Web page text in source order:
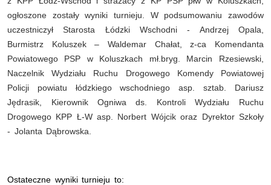
ogłoszone zostały wyniki turnieju. W podsumowaniu zawodów
uczestniczył Starosta Łódzki Wschodni - Andrzej Opala,
Burmistrz Koluszek – Waldemar Chałat, z-ca Komendanta
Powiatowego PSP w Koluszkach mł.bryg. Marcin Rzesiewski,
Naczelnik Wydziału Ruchu Drogowego Komendy Powiatowej
Policji powiatu łódzkiego wschodniego asp. sztab. Dariusz
Jędrasik, Kierownik Ogniwa ds. Kontroli Wydziału Ruchu
Drogowego KPP Ł-W asp. Norbert Wójcikoraz Dyrektor Szkoły
- Jolanta Dąbrowska.
Ostateczne wyniki turnieju to: